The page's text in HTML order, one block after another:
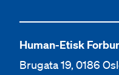
Human-Etisk
Brugata 19, 0186